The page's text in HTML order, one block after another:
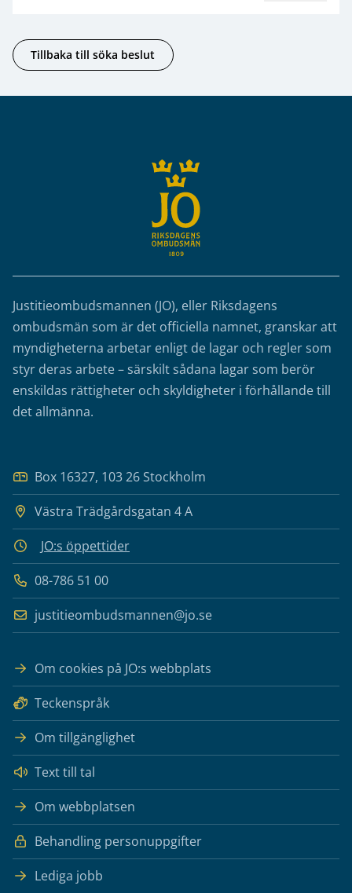
Tillbaka till söka beslut
Justitieombudsmannen (JO), eller Riksdagens
ombudsmän som är det officiella namnet, granskar att
myndigheterna arbetar enligt de lagar och regler som
styr deras arbete – särskilt sådana lagar som berör
enskildas rättigheter och skyldigheter i förhållande till
det allmänna.
Box 16327, 103 26 Stockholm
Västra Trädgårdsgatan 4 A
JO:s öppettider
08-786 51 00
justitieombudsmannen@jo.se
Om cookies på JO:s webbplats
Teckenspråk
Om tillgänglighet
Text till tal
Om webbplatsen
Behandling personuppgifter
Lediga jobb